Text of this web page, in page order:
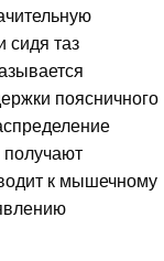
сидя таз
поясничного
к мышечному